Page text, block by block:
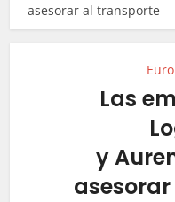
asesorar al transporte
Las
y